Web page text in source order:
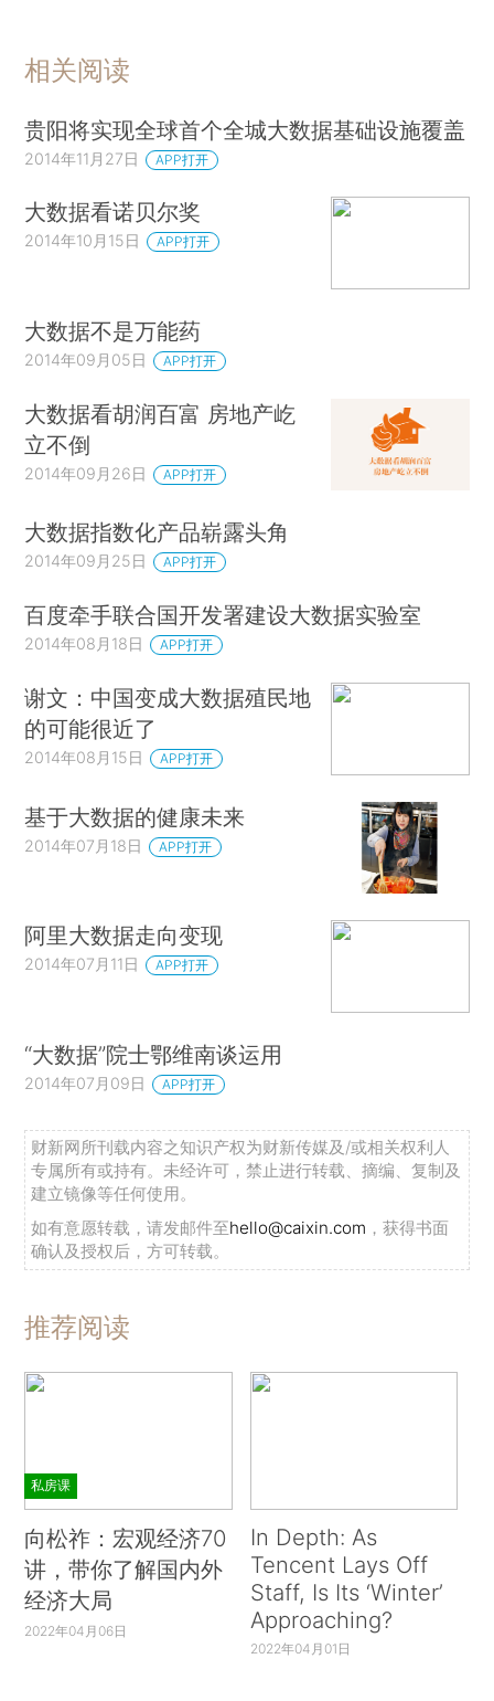
相关阅读
贵阳将实现全球首个全城大数据基础设施覆盖
2014年11月27日 APP打开
大数据看诺贝尔奖
2014年10月15日 APP打开
大数据不是万能药
2014年09月05日 APP打开
大数据看胡润百富 房地产屹
立不倒
2014年09月26日 APP打开
大数据指数化产品崭露头角
2014年09月25日 APP打开
百度牵手联合国开发署建设大数据实验室
2014年08月18日 APP打开
谢文：中国变成大数据殖民地
的可能很近了
2014年08月15日 APP打开
基于大数据的健康未来
2014年07月18日 APP打开
阿里大数据走向变现
2014年07月11日 APP打开
“大数据”院士鄂维南谈运用
2014年07月09日 APP打开
财新网所刊载内容之知识产权为财新传媒及/或相关权利人
专属所有或持有。未经许可，禁止进行转载、摘编、复制及
建立镜像等任何使用。
如有意愿转载，请发邮件至hello@caixin.com ，获得书面
确认及授权后，方可转载。
推荐阅读
私房课
向松祚：宏观经济70
讲，带你了解国内外
经济大局
2022年04月06日
In Depth: As
Tencent Lays Off
Staff, Is Its ‘Winter’
Approaching?
2022年04月01日